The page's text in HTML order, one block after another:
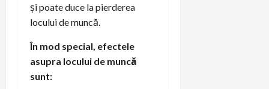
și poate duce la pierderea
locului de muncă.
În mod special, efectele
asupra locului de muncă
sunt: